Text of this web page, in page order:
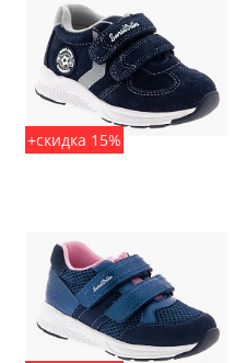
+скидка 15%